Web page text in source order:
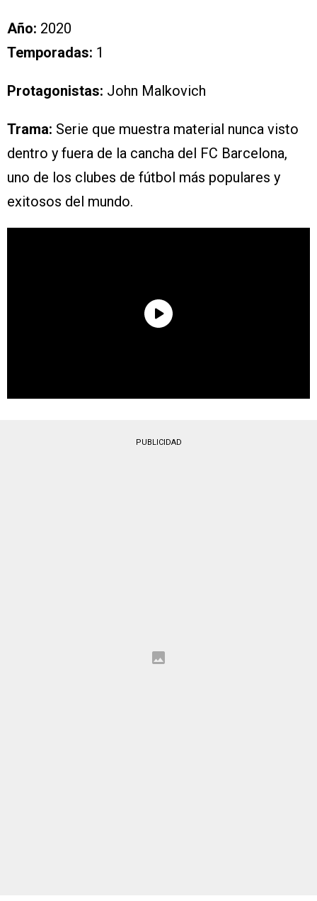
Año: 2020
Temporadas: 1
Protagonistas: John Malkovich
Trama: Serie que muestra material nunca visto
dentro y fuera de la cancha del FC Barcelona,
uno de los clubes de fútbol más populares y
exitosos del mundo.
PUBLICIDAD